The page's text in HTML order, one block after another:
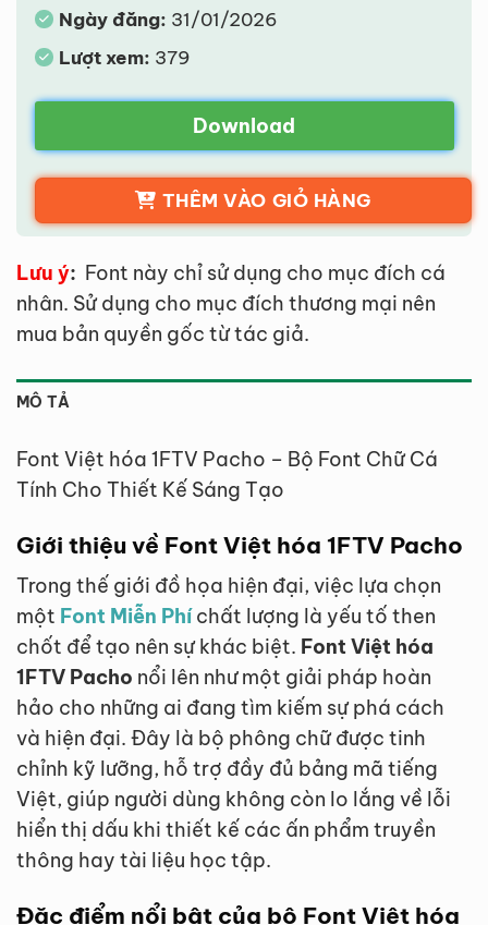
Ngày đăng: 31/01/2026
Lượt xem: 379
Download
THÊM VÀO GIỎ HÀNG
Lưu ý: Font này chỉ sử dụng cho mục đích cá
nhân. Sử dụng cho mục đích thương mại nên
mua bản quyền gốc từ tác giả.
MÔ TẢ
Font Việt hóa 1FTV Pacho – Bộ Font Chữ Cá
Tính Cho Thiết Kế Sáng Tạo
Giới thiệu về Font Việt hóa 1FTV Pacho
Trong thế giới đồ họa hiện đại, việc lựa chọn
một Font Miễn Phíchất lượng là yếu tố then
chốt để tạo nên sự khác biệt. Font Việt hóa
1FTV Pacho nổi lên như một giải pháp hoàn
hảo cho những ai đang tìm kiếm sự phá cách
và hiện đại. Đây là bộ phông chữ được tinh
chỉnh kỹ lưỡng, hỗ trợ đầy đủ bảng mã tiếng
Việt, giúp người dùng không còn lo lắng về lỗi
hiển thị dấu khi thiết kế các ấn phẩm truyền
thông hay tài liệu học tập.
Đặc điểm nổi bật của bộ Font Việt hóa